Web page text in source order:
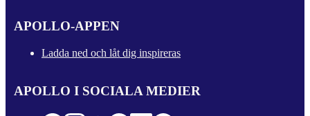
APOLLO-APPEN
Ladda ned och låt dig inspireras
APOLLO I SOCIALA MEDIER